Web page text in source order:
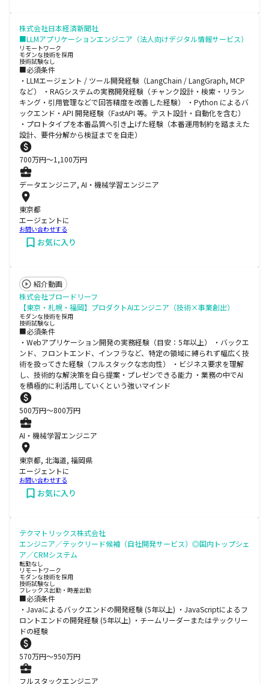
株式会社日本経済新聞社
■LLMアプリケーションエンジニア（法人向けデジタル情報サービス）
リモートワーク
モダンな技術を採用
技術試験なし
■必須条件
・LLMエージェント / ツール開発経験（LangChain / LangGraph, MCP
など） ・RAGシステムの実務開発経験（チャンク設計・検索・リラン
キング・引用管理などで回答精度を改善した経験） ・Python によるバ
ックエンド・API 開発経験（FastAPI 等。テスト設計・自動化を含む）
・プロトタイプを本番品質へ引き上げた経験（本番運用制約を踏まえた
設計、要件分解から検証までを自走）
700万円〜1,100万円
データエンジニア, AI・機械学習エンジニア
東京都
エージェントに
お問い合わせする
お気に入り
紹介動画
株式会社ブロードリーフ
【東京・札幌・福岡】プロダクトAIエンジニア（技術×事業創出）
モダンな技術を採用
技術試験なし
■必須条件
・Webアプリケーション開発の実務経験（目安：5年以上） ・バックエ
ンド、フロントエンド、インフラなど、特定の領域に縛られず幅広く技
術を扱ってきた経験（フルスタックな志向性） ・ビジネス要求を理解
し、技術的な解決策を自ら提案・プレゼンできる能力 ・業務の中でAI
を積極的に利活用していくという強いマインド
500万円〜800万円
AI・機械学習エンジニア
東京都, 北海道, 福岡県
エージェントに
お問い合わせする
お気に入り
テクマトリックス株式会社
エンジニア／テックリード候補（自社開発サービス）◎国内トップシェ
ア／CRMシステム
転勤なし
リモートワーク
モダンな技術を採用
技術試験なし
フレックス出勤・時差出勤
■必須条件
・Javaによるバックエンドの開発経験 (5年以上) ・JavaScriptによるフ
ロントエンドの開発経験 (5年以上) ・チームリーダーまたはテックリー
ドの経験
570万円〜950万円
フルスタックエンジニア